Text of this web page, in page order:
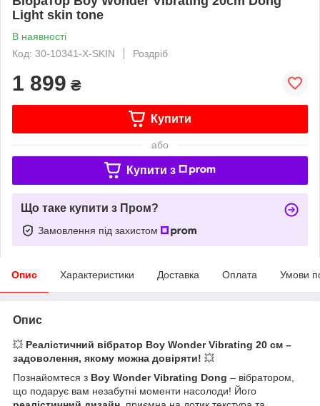
Light skin tone
В наявності
Код: 30-10341-X-SKIN
Роздріб
1 899 ₴
Купити
або
Купити з
Що таке купити з Пром?
Замовлення під захистом
Опис Характеристики Доставка Оплата Умови
Опис
💥 Реалістичний вібратор Boy Wonder Vibrating 20 см –
задоволення, якому можна довіряти! 💥
Познайомтеся з Boy Wonder Vibrating Dong – вібратором,
що подарує вам незабутні моменти насолоди! Його